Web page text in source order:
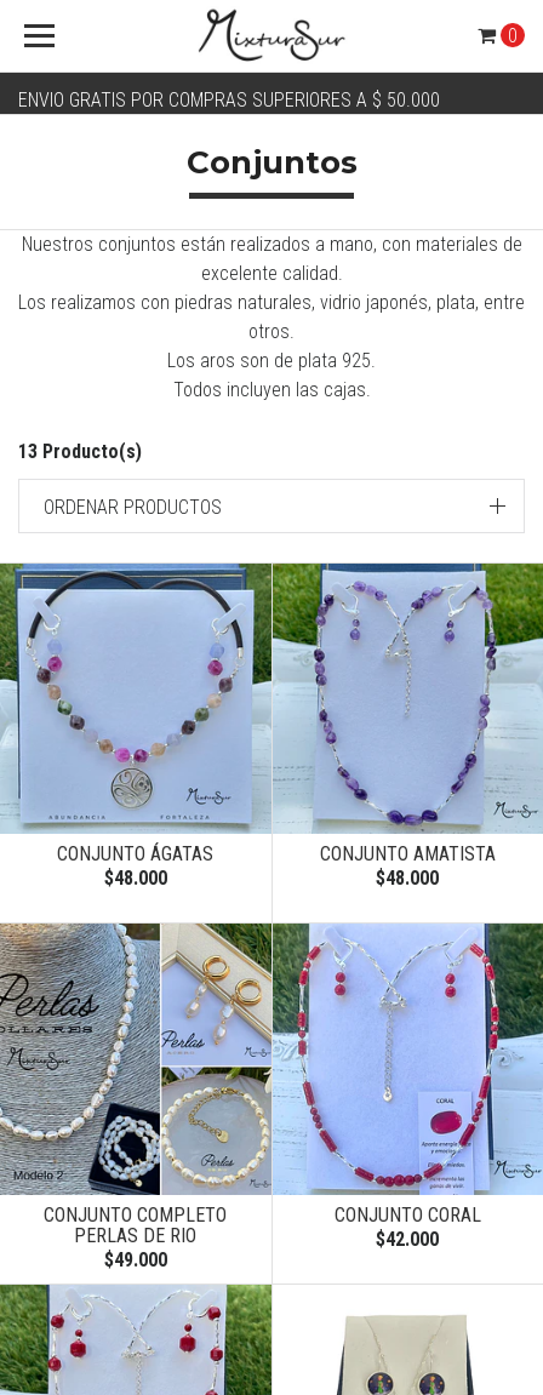
ENVIO GRATIS POR COMPRAS SUPERIORES A $ 50.000
0
Conjuntos
Nuestros conjuntos están realizados a mano, con materiales de
excelente calidad.
Los realizamos con piedras naturales, vidrio japonés, plata, entre
otros.
Los aros son de plata 925.
Todos incluyen las cajas.
13 Producto(s)
ORDENAR PRODUCTOS
CONJUNTO ÁGATAS
$48.000
CONJUNTO AMATISTA
$48.000
CONJUNTO COMPLETO
PERLAS DE RIO
$49.000
CONJUNTO CORAL
$42.000